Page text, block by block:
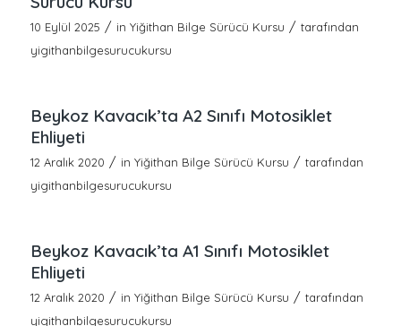
10 Eylül 2025 / in Yiğithan Bilge Sürücü Kursu / tarafından
yigithanbilgesurucukursu
Beykoz Kavacık’ta A2 Sınıfı Motosiklet
Ehliyeti
12 Aralık 2020 / in Yiğithan Bilge Sürücü Kursu / tarafından
yigithanbilgesurucukursu
Beykoz Kavacık’ta A1 Sınıfı Motosiklet
Ehliyeti
12 Aralık 2020 / in Yiğithan Bilge Sürücü Kursu / tarafından
yigithanbilgesurucukursu